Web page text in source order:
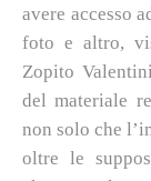
avere accesso
foto e altro,
Zopito
del materiale
non solo che
oltre le